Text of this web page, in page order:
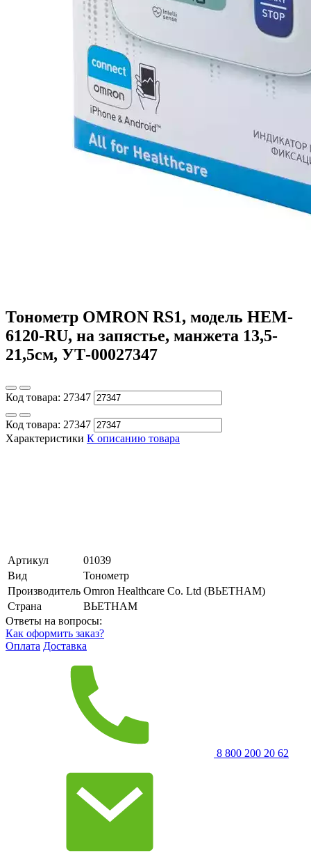
Тонометр OMRON RS1, модель HEM-
6120-RU, на запястье, манжета 13,5-
21,5см, УТ-00027347
Код товара: 27347
Код товара: 27347
Характеристики К описанию товара
Артикул
01039
Вид
Тонометр
Производитель Omron Healthcare Co. Ltd (ВЬЕТНАМ)
Страна
ВЬЕТНАМ
Ответы на вопросы:
Как оформить заказ?
Оплата Доставка
8 800 200 20 62